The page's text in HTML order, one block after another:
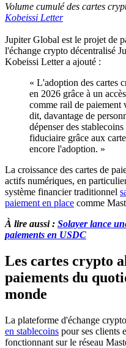
Volume cumulé des cartes
Kobeissi Letter
Jupiter Global est le projet de
l'échange crypto décentralisé
Kobeissi Letter a ajouté :
« L'adoption des cartes
en 2026 grâce à un
comme rail de paiement
dit, davantage de
dépenser des
fiduciaire grâce aux
encore l'adoption. »
La croissance des cartes de
actifs numériques, en
système financier traditionnel
paiement en place comme
À lire aussi : Solayer lance
paiements en USDC
Les cartes crypto
paiements du
monde
La plateforme d'échange
en stablecoins pour ses clients
fonctionnant sur le réseau